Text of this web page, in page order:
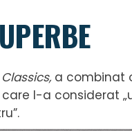
a combinat
care l-a considerat